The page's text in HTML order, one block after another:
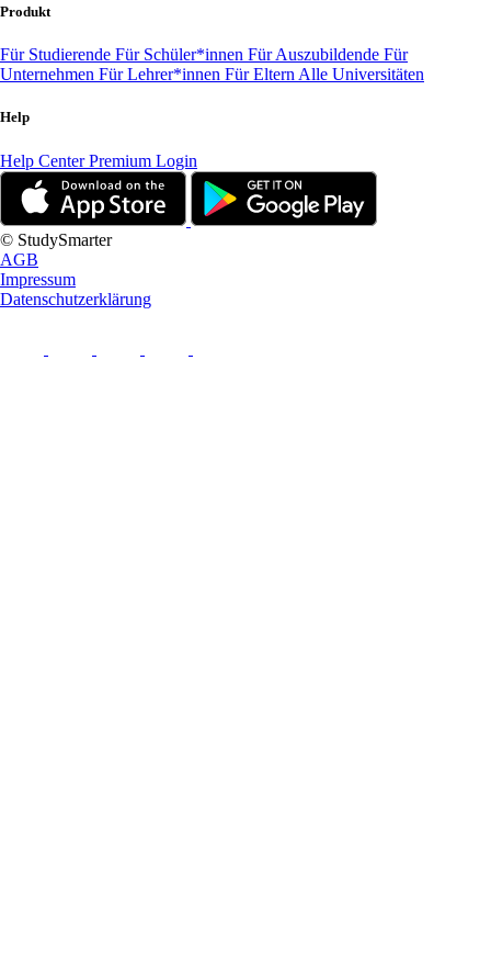
Produkt
Für Studierende Für Schüler*innen Für Auszubildende Für
Unternehmen Für Lehrer*innen Für Eltern Alle Universitäten
Help
Help CenterPremium Login
© StudySmarter
AGB
Impressum
Datenschutzerklärung